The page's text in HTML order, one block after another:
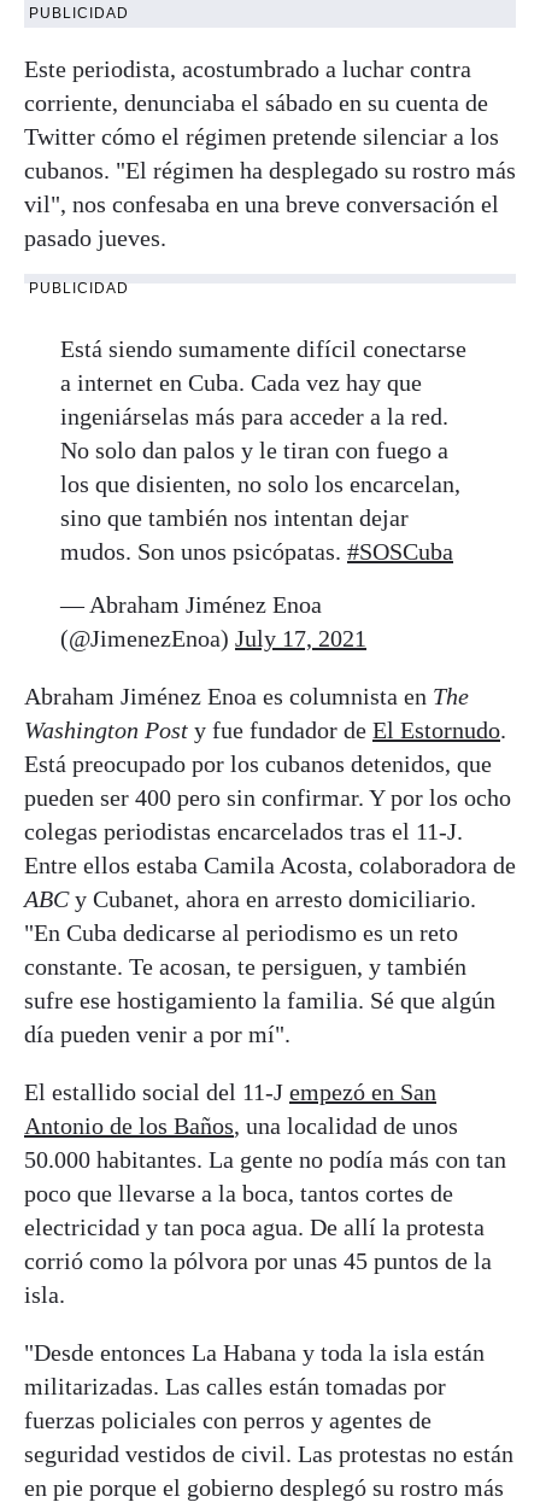
PUBLICIDAD
Este periodista, acostumbrado a luchar contra
corriente, denunciaba el sábado en su cuenta de
Twitter cómo el régimen pretende silenciar a los
cubanos. "El régimen ha desplegado su rostro más
vil", nos confesaba en una breve conversación el
pasado jueves.
PUBLICIDAD
Está siendo sumamente difícil conectarse
a internet en Cuba. Cada vez hay que
ingeniárselas más para acceder a la red.
No solo dan palos y le tiran con fuego a
los que disienten, no solo los encarcelan,
sino que también nos intentan dejar
mudos. Son unos psicópatas. #SOSCuba
— Abraham Jiménez Enoa
(@JimenezEnoa) July 17, 2021
Abraham Jiménez Enoa es columnista en The
Washington Post y fue fundador de El Estornudo.
Está preocupado por los cubanos detenidos, que
pueden ser 400 pero sin confirmar. Y por los ocho
colegas periodistas encarcelados tras el 11-J.
Entre ellos estaba Camila Acosta, colaboradora de
ABCy Cubanet, ahora en arresto domiciliario.
"En Cuba dedicarse al periodismo es un reto
constante. Te acosan, te persiguen, y también
sufre ese hostigamiento la familia. Sé que algún
día pueden venir a por mí".
El estallido social del 11-J empezó en San
Antonio de los Baños, una localidad de unos
50.000 habitantes. La gente no podía más con tan
poco que llevarse a la boca, tantos cortes de
electricidad y tan poca agua. De allí la protesta
corrió como la pólvora por unas 45 puntos de la
isla.
"Desde entonces La Habana y toda la isla están
militarizadas. Las calles están tomadas por
fuerzas policiales con perros y agentes de
seguridad vestidos de civil. Las protestas no están
en pie porque el gobierno desplegó su rostro más